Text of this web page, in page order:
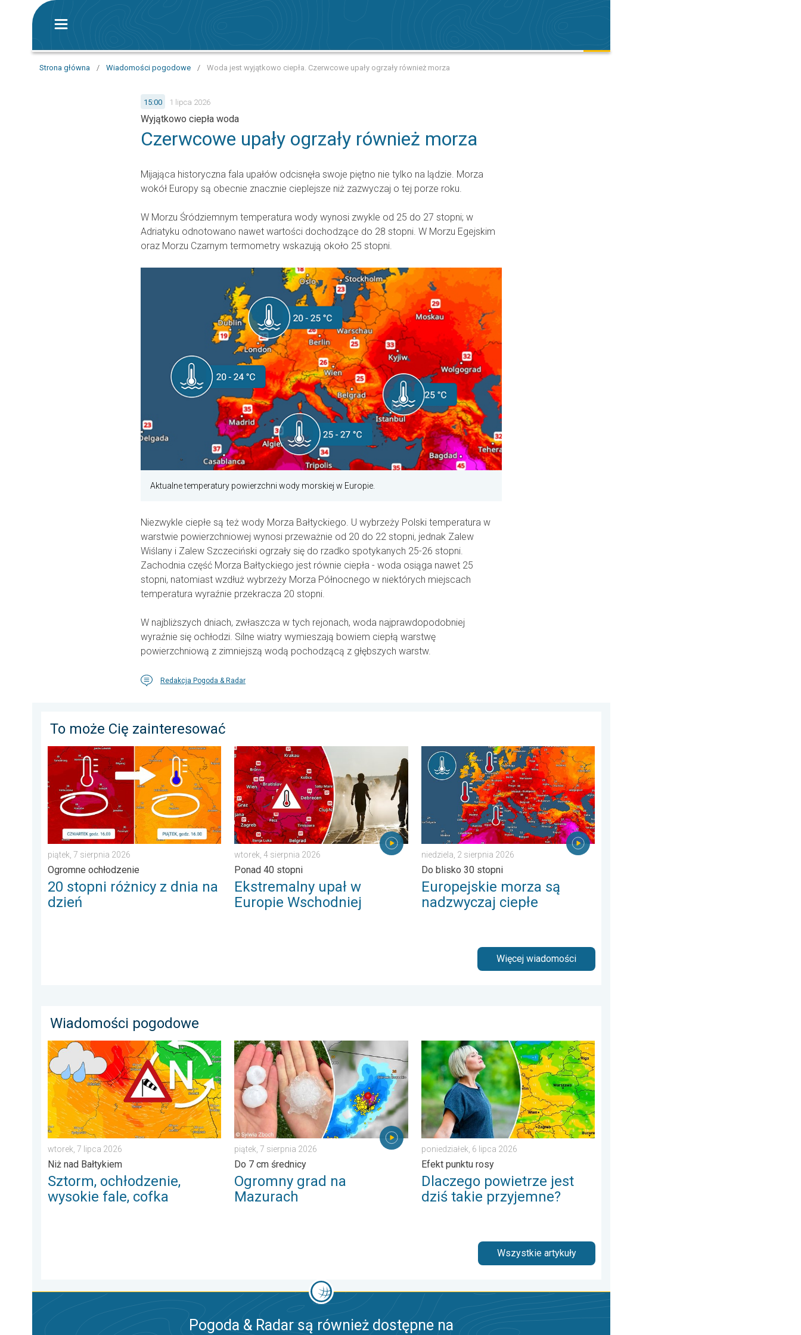
Strona główna / Wiadomości pogodowe / Woda jest wyjątkowo ciepła. Czerwcowe upały ogrzały również morza
15:00 1 lipca 2026
Wyjątkowo ciepła woda
Czerwcowe upały ogrzały również morza
Mijająca historyczna fala upałów odcisnęła swoje piętno nie tylko na lądzie. Morza
wokół Europy są obecnie znacznie cieplejsze niż zazwyczaj o tej porze roku.
W Morzu Śródziemnym temperatura wody wynosi zwykle od 25 do 27 stopni; w
Adriatyku odnotowano nawet wartości dochodzące do 28 stopni. W Morzu Egejskim
oraz Morzu Czarnym termometry wskazują około 25 stopni.
Aktualne temperatury powierzchni wody morskiej w Europie.
Niezwykle ciepłe są też wody Morza Bałtyckiego. U wybrzeży Polski temperatura w
warstwie powierzchniowej wynosi przeważnie od 20 do 22 stopni, jednak Zalew
Wiślany i Zalew Szczeciński ogrzały się do rzadko spotykanych 25-26 stopni.
Zachodnia część Morza Bałtyckiego jest równie ciepła - woda osiąga nawet 25
stopni, natomiast wzdłuż wybrzeży Morza Północnego w niektórych miejscach
temperatura wyraźnie przekracza 20 stopni.
W najbliższych dniach, zwłaszcza w tych rejonach, woda najprawdopodobniej
wyraźnie się ochłodzi. Silne wiatry wymieszają bowiem ciepłą warstwę
powierzchniową z zimniejszą wodą pochodzącą z głębszych warstw.
Redakcja Pogoda & Radar
To może Cię zainteresować
20 stopni różnicy z dnia na dzień. Ogromne ochłodzenie. . . piątek, 7 sierpnia 2026
piątek, 7 sierpnia 2026
Ogromne ochłodzenie
20 stopni różnicy z dnia na
dzień
Ekstremalny upał w Europie Wschodniej. Ponad 40 stopni. . . wtorek, 4 sierpnia 2026
wtorek, 4 sierpnia 2026
Ponad 40 stopni
Ekstremalny upał w
Europie Wschodniej
Europejskie morza są nadzwyczaj ciepłe. Do blisko 30 stopni. . . niedziela, 2 sierpnia 2026
niedziela, 2 sierpnia 2026
Do blisko 30 stopni
Europejskie morza są
nadzwyczaj ciepłe
Więcej wiadomości
Wiadomości pogodowe
Sztorm, ochłodzenie, wysokie fale, cofka. Niż nad Bałtykiem. . . wtorek, 7 lipca 2026
wtorek, 7 lipca 2026
Niż nad Bałtykiem
Sztorm, ochłodzenie,
wysokie fale, cofka
Ogromny grad na Mazurach. Do 7 cm średnicy. . . piątek, 7 sierpnia 2026
piątek, 7 sierpnia 2026
Do 7 cm średnicy
Ogromny grad na
Mazurach
Dlaczego powietrze jest dziś takie przyjemne?. Efekt punktu rosy. . . poniedziałek, 6 lipca
poniedziałek, 6 lipca 2026
Efekt punktu rosy
Dlaczego powietrze jest
dziś takie przyjemne?
Wszystkie artykuły
Pogoda & Radar są również dostępne na